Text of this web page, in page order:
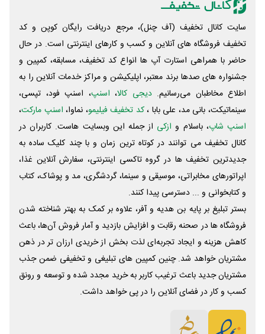
سایت کانال تخفیف (آف چنل)، مرجع دریافت رایگان کوپن و کد
تخفیف فروشگاه های آنلاین و کسب و‌ کارهای اینترنتی است. در حال
حاضر با همراهی استارت آپ ها انواع کد تخفیف، مسابقه، کمپین و
جشنواره های صدها برند معتبر، اپلیکیشن و مراکز خدمات آنلاین را به
اطلاع مخاطبان می‌رسانیم. دیجی کالا، اسنپ، اسنپ فود، تپسی،
سینماتیکت، بانی مد، علی‌ بابا ،کد تخفیف فیلیمو، نماوا، اسنپ مارکت،
اسنپ شاپ، باسلام و ازکی از جمله این وبسایت ‌هاست. کاربران در
کانال تخفیف می توانند در کوتاه ترین زمان و با چند کلیک ساده به
جدیدترین تخفیف ها در گروه تاکسی اینترنتی، سفارش آنلاین غذا،
اپراتورهای مخابراتی، موسیقی و سینما، گردشگری، مد و پوشاک، کتاب
و کتابخوانی و ... دسترسی پیدا کنند.
بستر تبلیغ بر پایه بن هدیه و آفر، علاوه بر کمک به بهتر شناخته شدن
فروشگاه ها در صحنه رقابت و افزایش بازدید و آمار فروش آن‌ها، باعث
کاهش هزینه و ایجاد تجربه‌ای لذت بخش از خریدی ارزان تر در ذهن
مشتریان خواهد شد. چنین کمپین های تبلیغی و تخفیفی ضمن جذب
مشتریان جدید باعث ترغیب کاربر به خرید مجدد شده و توسعه و رونق
کسب و کار در فضای آنلاین را در پی خواهد داشت.